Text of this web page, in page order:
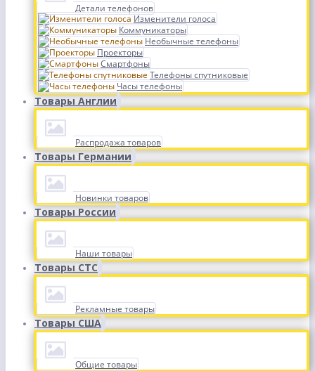
Детали телефонов
Изменители голоса
Коммуникаторы
Необычные телефоны
Проекторы
Смартфоны
Телефоны спутниковые
Часы телефоны
Товары Англии
Распродажа товаров
Товары Германии
Новинки товаров
Товары России
Наши товары
Товары СТС
Рекламные товары
Товары США
Общие товары